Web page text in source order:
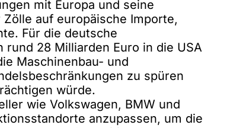
mit Europa und seine
auf europäische Importe,
Für die deutsche
28 Milliarden Euro in die USA
Maschinenbau- und
zu spüren
würde.
wie Volkswagen, BMW und
anzupassen, um die